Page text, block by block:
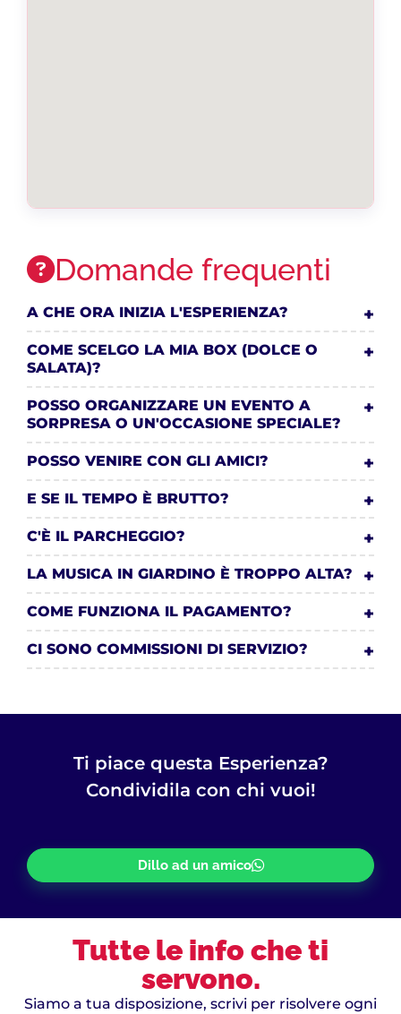
Domande frequenti
A CHE ORA INIZIA L'ESPERIENZA?
COME SCELGO LA MIA BOX (DOLCE O
SALATA)?
POSSO ORGANIZZARE UN EVENTO A
SORPRESA O UN'OCCASIONE SPECIALE?
POSSO VENIRE CON GLI AMICI?
E SE IL TEMPO È BRUTTO?
C'È IL PARCHEGGIO?
LA MUSICA IN GIARDINO È TROPPO ALTA?
COME FUNZIONA IL PAGAMENTO?
CI SONO COMMISSIONI DI SERVIZIO?
Ti piace questa Esperienza?
Condividila con chi vuoi!
Dillo ad un amico
Tutte le info che ti
servono.
Siamo a tua disposizione, scrivi per risolvere ogni